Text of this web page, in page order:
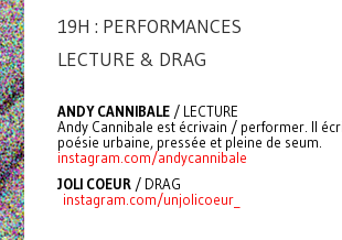
19H : PERFORMANCES
LECTURE & DRAG
ANDY CANNIBALE/ LECTURE
Andy Cannibale est écrivain / performer. Il
poésie urbaine, pressée et pleine de seum.
instagram.com/andycannibale
JOLI COEUR/ DRAG
instagram.com/unjolicoeur_